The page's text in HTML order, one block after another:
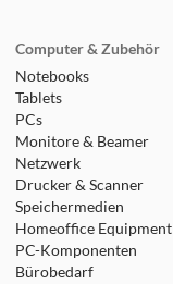
Computer & Zubehör
Notebooks
Tablets
PCs
Monitore & Beamer
Netzwerk
Drucker & Scanner
Speichermedien
Homeoffice Equipment
PC-Komponenten
Bürobedarf